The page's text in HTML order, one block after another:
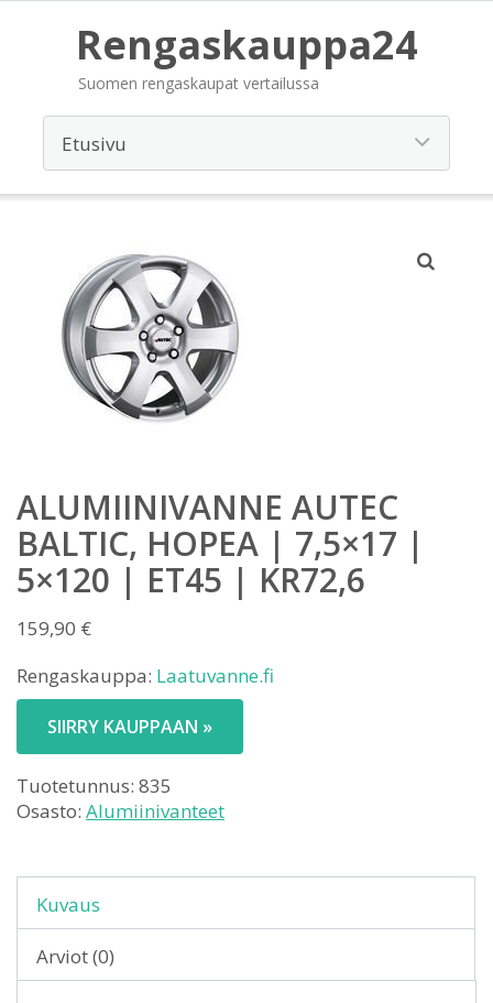
Rengaskauppa24
Suomen rengaskaupat vertailussa
ALUMIINIVANNE AUTEC
BALTIC, HOPEA | 7,5×17 |
5×120 | ET45 | KR72,6
159,90 €
Rengaskauppa: Laatuvanne.fi
SIIRRY KAUPPAAN »
Tuotetunnus: 835
Osasto: Alumiinivanteet
Kuvaus
Arviot (0)